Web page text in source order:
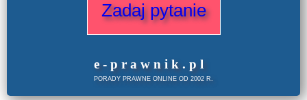
Zadaj pytanie
e -prawnik . pl
PORADY PRAWNE ONLINE OD 2002 R.